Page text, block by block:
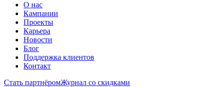
О нас
Кампании
Проекты
Карьера
Новости
Блог
Поддержка клиентов
Контакт
Стать партнёромЖурнал со скидками